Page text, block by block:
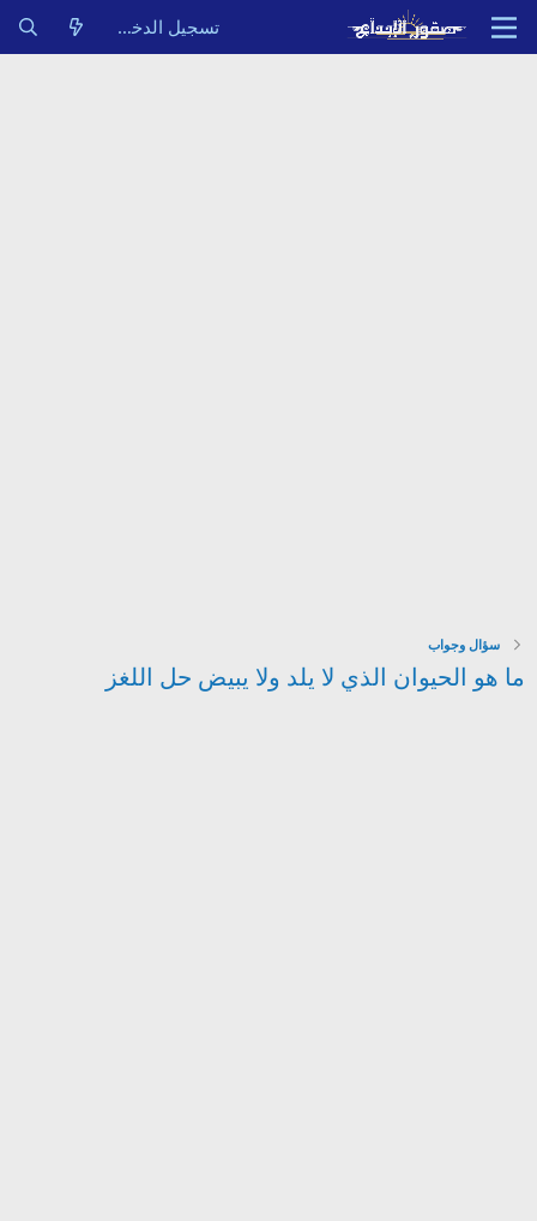
تسجيل الدخول
سؤال وجواب
ما هو الحيوان الذي لا يلد ولا يبيض حل اللغز